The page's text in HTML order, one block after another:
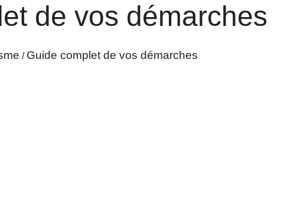
de vos démarches
/ Guide complet de vos démarches